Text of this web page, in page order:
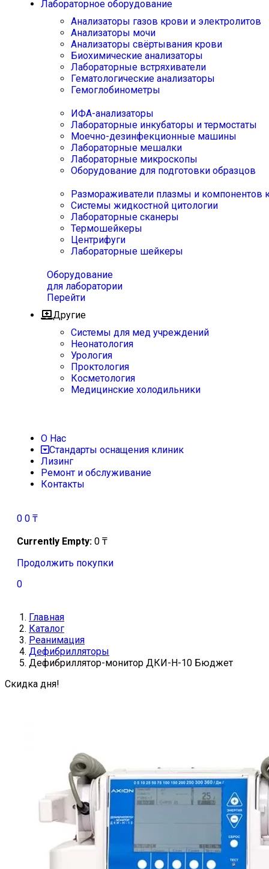
Лабораторное оборудование
Анализаторы газов крови и электролитов
Анализаторы мочи
Анализаторы свёртывания крови
Биохимические анализаторы
Лабораторные встряхиватели
Гематологические анализаторы
Гемоглобинометры
ИФА-анализаторы
Лабораторные инкубаторы и термостаты
Моечно-дезинфекционные машины
Лабораторные мешалки
Лабораторные микроскопы
Оборудование для подготовки образцов
Размораживатели плазмы и компонентов
Системы жидкостной цитологии
Лабораторные сканеры
Термошейкеры
Центрифуги
Лабораторные шейкеры
Оборудование
для лаборатории
Перейти
Другие
Системы для мед учреждений
Неонатология
Урология
Проктология
Косметология
Медицинские холодильники
О Нас
Стандарты оснащения клиник
Лизинг
Ремонт и обслуживание
Контакты
0 0 ₸
Currently Empty: 0 ₸
Продолжить покупки
0
Главная
Каталог
Реанимация
Дефибрилляторы
Дефибриллятор-монитор ДКИ-Н-10 Бюджет
Скидка дня!